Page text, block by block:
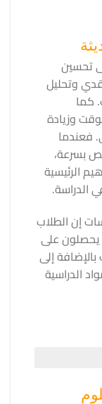
تحسين
وتحليل
كما
وزيادة
فعندما
بسرعة،
الرئيسية
الدراسة.
إن الطلاب
يحصلون على
إلى
الدراسية